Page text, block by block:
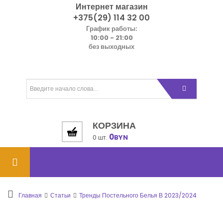
Интернет магазин
+375(29) 114 32 00
График работы:
10:00 - 21:00
без выходных
КОРЗИНА
0 шт. 0BYN
Главная Статьи Тренды Постельного Белья В 2023/2024